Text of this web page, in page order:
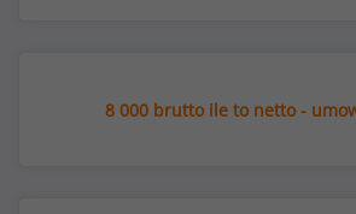
8 000 brutto ile to netto -